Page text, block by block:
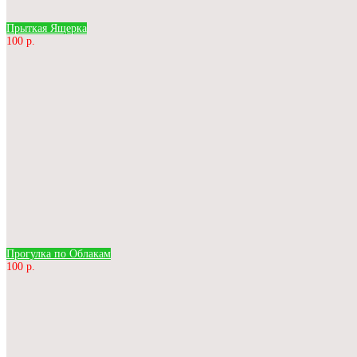
Прыткая Ящерка
100 р.
Прогулка по Облакам
100 р.